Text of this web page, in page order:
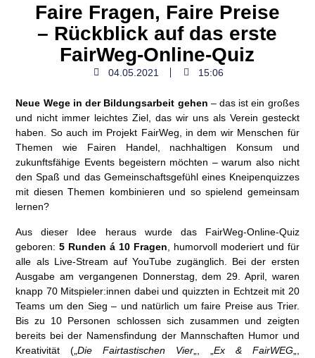
Faire Fragen, Faire Preise
– Rückblick auf das erste
FairWeg-Online-Quiz
04.05.2021 15:06
Neue Wege in der Bildungsarbeit gehen – das ist ein großes
und nicht immer leichtes Ziel, das wir uns als Verein gesteckt
haben. So auch im Projekt FairWeg, in dem wir Menschen für
Themen wie Fairen Handel, nachhaltigen Konsum und
zukunftsfähige Events begeistern möchten – warum also nicht
den Spaß und das Gemeinschaftsgefühl eines Kneipenquizzes
mit diesen Themen kombinieren und so spielend gemeinsam
lernen?
Aus dieser Idee heraus wurde das FairWeg-Online-Quiz
geboren:5 Runden á 10 Fragen , humorvoll moderiert und für
alle als Live-Stream auf YouTube zugänglich. Bei der ersten
Ausgabe am vergangenen Donnerstag, dem 29. April, waren
knapp 70 Mitspieler:innen dabei und quizzten in Echtzeit mit 20
Teams um den Sieg – und natürlich um faire Preise aus Trier.
Bis zu 10 Personen schlossen sich zusammen und zeigten
bereits bei der Namensfindung der Mannschaften Humor und
Kreativität („Die Fairtastischen Vier Ex & FairWEG„,